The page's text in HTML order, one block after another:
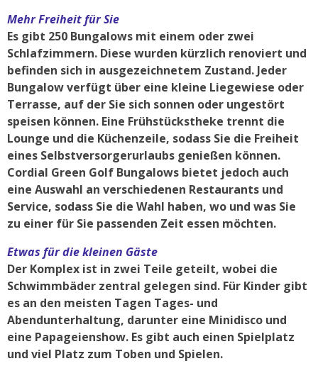
Mehr Freiheit für Sie
Es gibt 250 Bungalows mit einem oder zwei
Schlafzimmern. Diese wurden kürzlich renoviert und
befinden sich in ausgezeichnetem Zustand. Jeder
Bungalow verfügt über eine kleine Liegewiese oder
Terrasse, auf der Sie sich sonnen oder ungestört
speisen können. Eine Frühstückstheke trennt die
Lounge und die Küchenzeile, sodass Sie die Freiheit
eines Selbstversorgerurlaubs genießen können.
Cordial Green Golf Bungalows bietet jedoch auch
eine Auswahl an verschiedenen Restaurants und
Service, sodass Sie die Wahl haben, wo und was Sie
zu einer für Sie passenden Zeit essen möchten.
Etwas für die kleinen Gäste
Der Komplex ist in zwei Teile geteilt, wobei die
Schwimmbäder zentral gelegen sind. Für Kinder gibt
es an den meisten Tagen Tages- und
Abendunterhaltung, darunter eine Minidisco und
eine Papageienshow. Es gibt auch einen Spielplatz
und viel Platz zum Toben und Spielen.